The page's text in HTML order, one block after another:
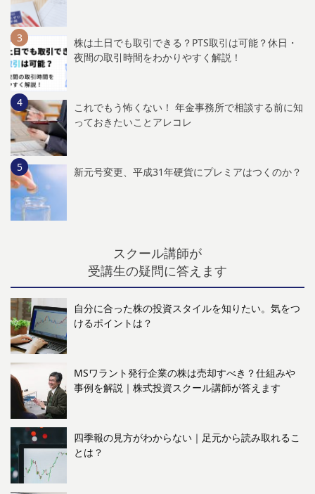
株は土日でも取引できる？PTS取引は可能？休日・
夜間の取引時間をわかりやすく解説！
これでもう怖くない！ 年金事務所で相談する前に知
っておきたいことアレコレ
新元号変更、平成31年硬貨にプレミアはつくのか？
スクール講師が
受講生の疑問に答えます
自分に合った株の投資スタイルを知りたい。気をつ
けるポイントは？
MSワラント発行企業の株は売却すべき？仕組みや
事例を解説｜株式投資スクール講師が答えます
四季報の見方がわからない｜足元から読み取れるこ
とは？